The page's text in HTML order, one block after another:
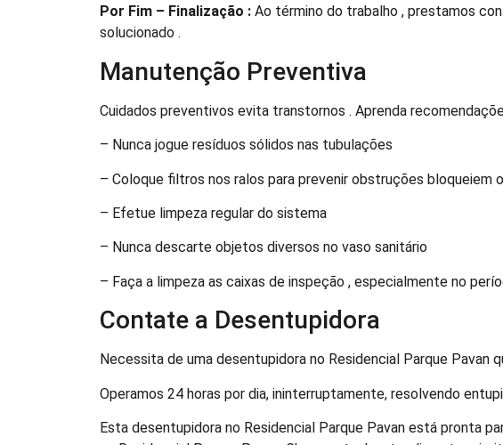
Por Fim – Finalização : Ao término do trabalho , prestamos
solucionado .
Manutenção Preventiva
Cuidados preventivos evita transtornos . Aprenda
– Nunca jogue resíduos sólidos nas tubulações
– Coloque filtros nos ralos para prevenir obstruções bloqueiem
– Efetue limpeza regular do sistema
– Nunca descarte objetos diversos no vaso sanitário
– Faça a limpeza as caixas de inspeção , especialmente no
Contate a Desentupidora
Necessita de uma desentupidora no Residencial Parque Pavan
Operamos 24 horas por dia, ininterruptamente, resolvendo
Esta desentupidora no Residencial Parque Pavan está pronta